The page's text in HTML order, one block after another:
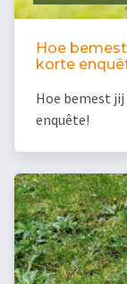
Hoe
korte
Hoe bemest
enquête!